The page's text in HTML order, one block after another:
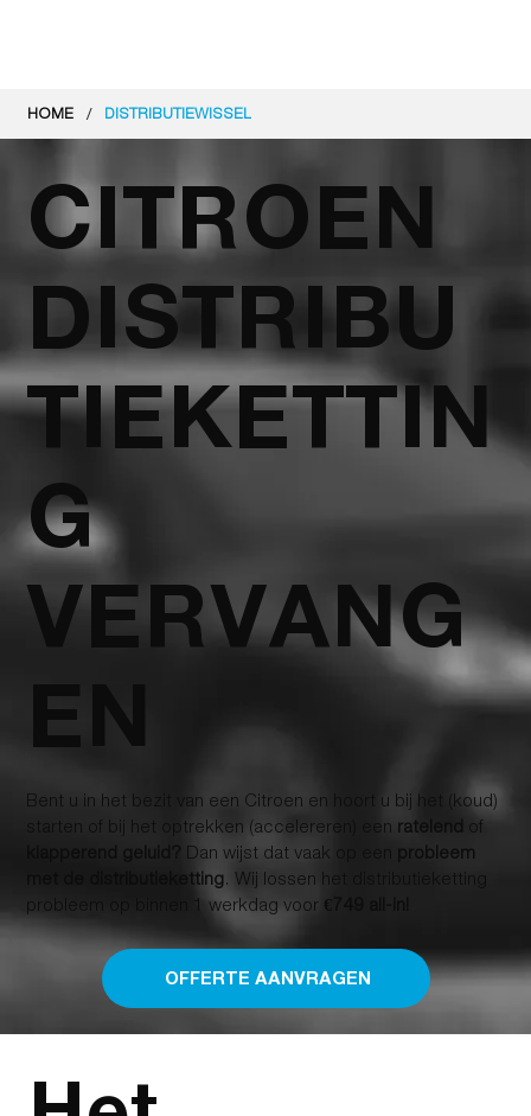
CITROEN
DISTRIBU
TIEKETTIN
G
VERVANG
EN
Bent u in het bezit van een Citroen en hoort u bij het (koud)
starten of bij het optrekken (accelereren) een ratelend of
klapperend geluid? Dan wijst dat vaak op een probleem
met de distributieketting. Wij lossen het distributieketting
probleem op binnen 1 werkdag voor €749 all-in!
OFFERTE AANVRAGEN
HOME / DISTRIBUTIEWISSEL